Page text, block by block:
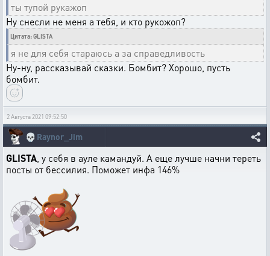
ты тупой рукажоп
Ну снесли не меня а тебя, и кто рукожоп?
Цитата: GLISTA
я не для себя стараюсь а за справедливость
Ну-ну, рассказывай сказки. Бомбит? Хорошо, пусть
бомбит.
2 Августа 2021 09:52:50
💀 Raynor_Jim
GLISTA, у себя в ауле камандуй. А еще лучше начни тереть
посты от бессилия. Поможет инфа 146%